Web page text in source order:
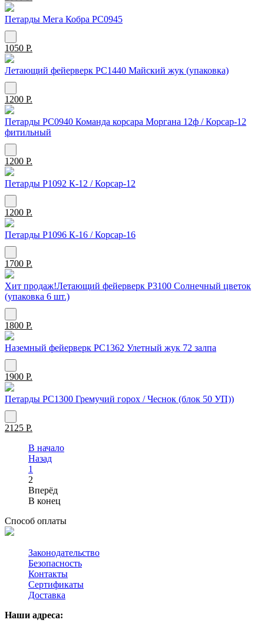
Петарды Мега Кобра РС0945
1050 Р.
Летающий фейерверк РС1440 Майский жук (упаковка)
1200 Р.
Петарды РС0940 Команда корсара Моргана 12ф / Корсар-12
фитильный
1200 Р.
Петарды Р1092 К-12 / Корсар-12
1200 Р.
Петарды Р1096 К-16 / Корсар-16
1700 Р.
Хит продаж!Летающий фейерверк Р3100 Солнечный цветок
(упаковка 6 шт.)
1800 Р.
Наземный фейерверк РС1362 Улетный жук 72 залпа
1900 Р.
Петарды РС1300 Гремучий горох / Чеснок (блок 50 УП))
2125 Р.
В начало
Назад
1
2
Вперёд
В конец
Способ оплаты
Законодательство
Безопасность
Контакты
Сертификаты
Доставка
Наши адреса: